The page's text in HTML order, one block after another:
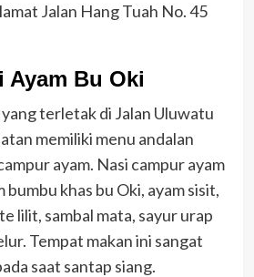
Jalan Hang Tuah No. 45
Ayam Bu Oki
terletak di Jalan Uluwatu
memiliki menu andalan
ayam. Nasi campur ayam
khas bu Oki, ayam sisit,
lilit, sambal mata, sayur urap
Tempat makan ini sangat
saat santap siang.